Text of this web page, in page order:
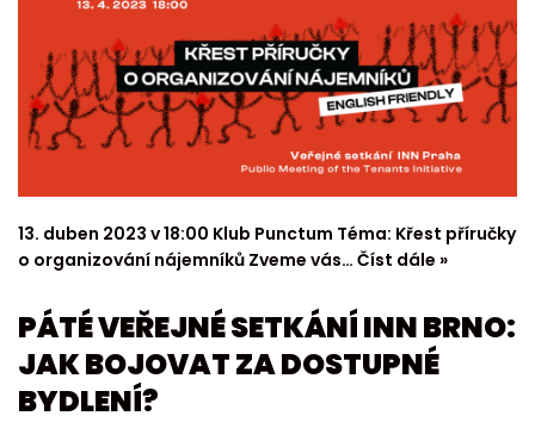
13. duben 2023 v 18:00 Klub Punctum Téma: Křest příručky
o organizování nájemníků Zveme vás… Číst dále »
PÁTÉ VEŘEJNÉ SETKÁNÍ INN BRNO:
JAK BOJOVAT ZA DOSTUPNÉ
BYDLENÍ?